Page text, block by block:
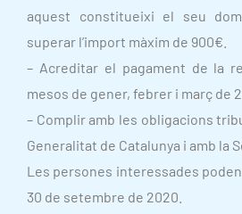
aquest constitueixi el seu
superar l’import màxim de 900€.
– Acreditar el pagament de la
mesos de gener, febrer i març de
– Complir amb les obligacions
Generalitat de Catalunya i amb la
Les persones interessades poden
30 de setembre de 2020.